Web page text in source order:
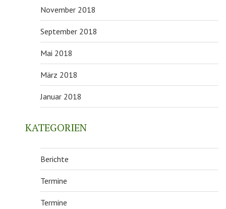
November 2018
September 2018
Mai 2018
März 2018
Januar 2018
KATEGORIEN
Berichte
Termine
Termine